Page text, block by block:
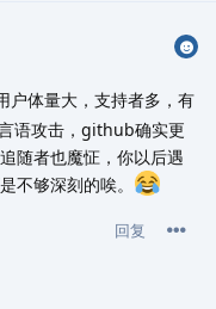
体量大，支持者多，有
语攻击，github确实更
随者也魔怔，你以后遇
不够深刻的唉。
回复